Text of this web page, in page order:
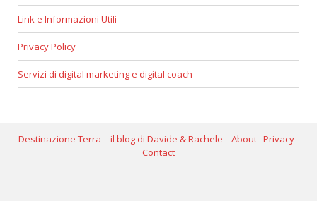
Link e Informazioni Utili
Privacy Policy
Servizi di digital marketing e digital coach
Destinazione Terra – il blog di Davide & Rachele About Privacy
Contact